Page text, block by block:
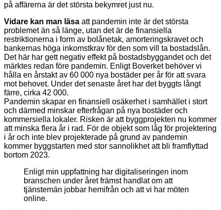
på affärerna är det största bekymret just nu.
Vidare kan man läsa att pandemin inte är det största
problemet än så länge, utan det är de finansiella
restriktionerna i form av bolånetak, amorteringskravet och
bankernas höga inkomstkrav för den som vill ta bostadslån.
Det här har gett negativ effekt på bostadsbyggandet och det
märktes redan före pandemin. Enligt Boverket behöver vi
hålla en årstakt av 60 000 nya bostäder per år för att svara
mot behovet. Under det senaste året har det byggts långt
färre, cirka 42 000.
Pandemin skapar en finansiell osäkerhet i samhället i stort
och därmed minskar efterfrågan på nya bostäder och
kommersiella lokaler. Risken är att byggprojekten nu kommer
att minska flera år i rad. För de objekt som låg för projektering
i år och inte blev projekterade på grund av pandemin
kommer byggstarten med stor sannolikhet att bli framflyttad
bortom 2023.
Enligt min uppfattning har digitaliseringen inom
branschen under året främst handlat om att
tjänstemän jobbar hemifrån och att vi har möten
online.